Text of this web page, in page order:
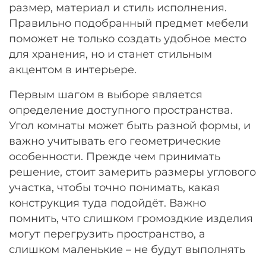
размер, материал и стиль исполнения.
Правильно подобранный предмет мебели
поможет не только создать удобное место
для хранения, но и станет стильным
акцентом в интерьере.
Первым шагом в выборе является
определение доступного пространства.
Угол комнаты может быть разной формы, и
важно учитывать его геометрические
особенности. Прежде чем принимать
решение, стоит замерить размеры углового
участка, чтобы точно понимать, какая
конструкция туда подойдёт. Важно
помнить, что слишком громоздкие изделия
могут перегрузить пространство, а
слишком маленькие – не будут выполнять